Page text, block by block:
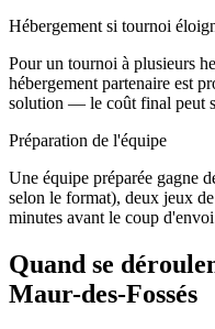
Hébergement si tournoi
Pour un tournoi à plusieurs
hébergement partenaire est
solution — le coût final peut
Préparation de l'équipe
Une équipe préparée gagne
selon le format), deux jeux
minutes avant le coup
Quand se
Maur-des-Fossés